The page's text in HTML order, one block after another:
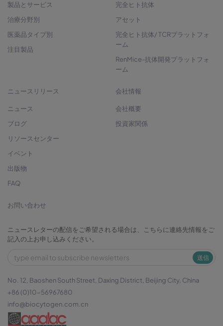
製品とサービス
治療分野別
医薬品タイプ別
注目製品
完全ヒト抗体
アセット
完全ヒト抗体/ TCRプラットフォ
ーム
RenMice-抗体開発プラットフォ
ーム
ニュースリリース
ニュース
ブログ
リソースセンター
イベント
出版物
FAQ
会社情報
会社概要
投資家関係
お問い合わせ
ニュースレターの配信をご希望される場合は、こちらに連絡先情報をご
記入の上お申し込みください。
送信
No. 12, Baoshen South Street, Daxing District, Beijing City, China
+86 (0)10-56967680
info@biocytogen.com.cn